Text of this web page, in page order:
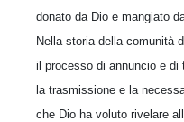
donato da Dio e mangiato
Nella storia della comunità
il processo di annuncio e
la trasmissione e la
che Dio ha voluto rivelare